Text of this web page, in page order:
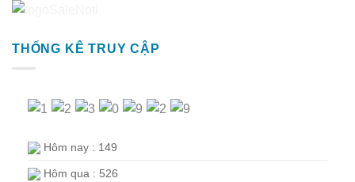
THỐNG KÊ TRUY CẬP
Hôm nay : 149
Hôm qua : 526